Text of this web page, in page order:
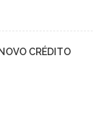
CRÉDITO